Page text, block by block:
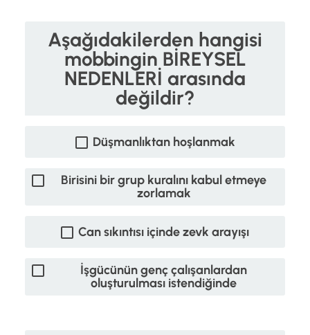
Aşağıdakilerden hangisi
mobbingin BİREYSEL
NEDENLERİ arasında
değildir?
Düşmanlıktan hoşlanmak
Birisini bir grup kuralını kabul etmeye
zorlamak
Can sıkıntısı içinde zevk arayışı
İşgücünün genç çalışanlardan
oluşturulması istendiğinde